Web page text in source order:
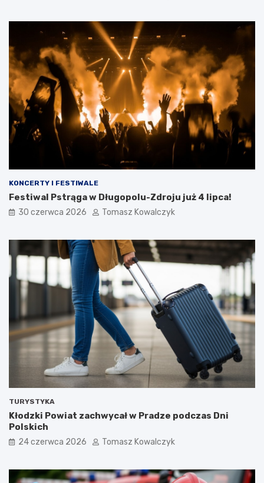
KONCERTY I FESTIWALE
Festiwal Pstrąga w Długopolu-Zdroju już 4 lipca!
30 czerwca 2026 Tomasz Kowalczyk
TURYSTYKA
Kłodzki Powiat zachwycał w Pradze podczas Dni
Polskich
24 czerwca 2026 Tomasz Kowalczyk